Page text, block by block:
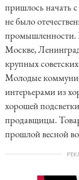
пришлось начать
не было
промышленности.
Москве,
крупных
Молодые
интерьерами из
хорошей
продавщицы.
прошлой весной